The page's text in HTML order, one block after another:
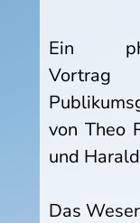
Ein
Vortrag
von Theo
und
Das